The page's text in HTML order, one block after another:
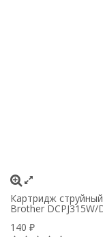
Картридж
Brother DCPJ315W/
140 ₽